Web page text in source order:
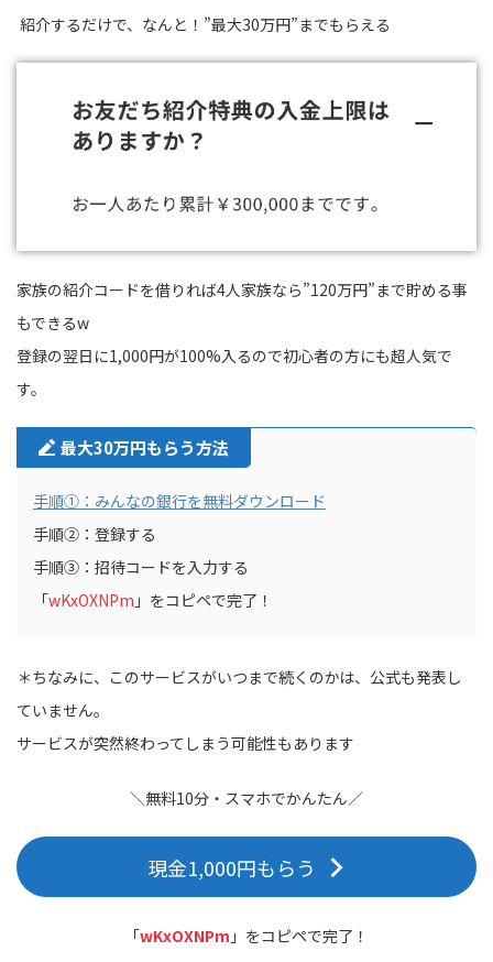
紹介するだけで、なんと！”最大30万円”までもらえる
家族の紹介コードを借りれば4人家族なら”120万円”まで貯める事
もできるw
登録の翌日に1,000円が100%入るので初心者の方にも超人気で
す。
最大30万円もらう方法
手順①：みんなの銀行を無料ダウンロード
手順②：登録する
手順③：招待コードを入力する
「wKxOXNPm 」をコピペで完了！
＊ちなみに、このサービスがいつまで続くのかは、公式も発表し
ていません。
サービスが突然終わってしまう可能性もあります
＼無料10分・スマホでかんたん／
現金1,000円もらう
「wKxOXNPm 」をコピペで完了！